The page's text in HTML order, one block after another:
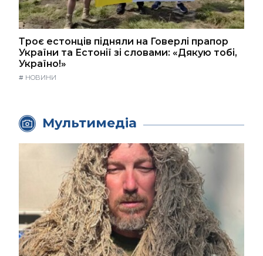
Троє естонців підняли на Говерлі прапор
України та Естонії зі словами: «Дякую тобі,
Україно!»
# НОВИНИ
Мультимедіа